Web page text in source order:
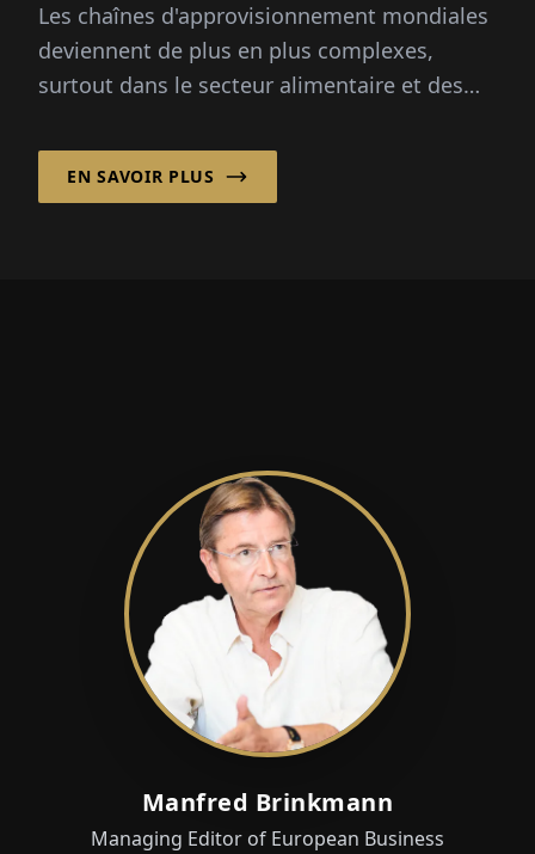
essentielle
Les chaînes d'approvisionnement mondiales
deviennent de plus en plus complexes,
surtout dans le secteur alimentaire et des
et la fiabilité sont critiques...
EN SAVOIR PLUS
Manfred Brinkmann
Managing Editor of European Business